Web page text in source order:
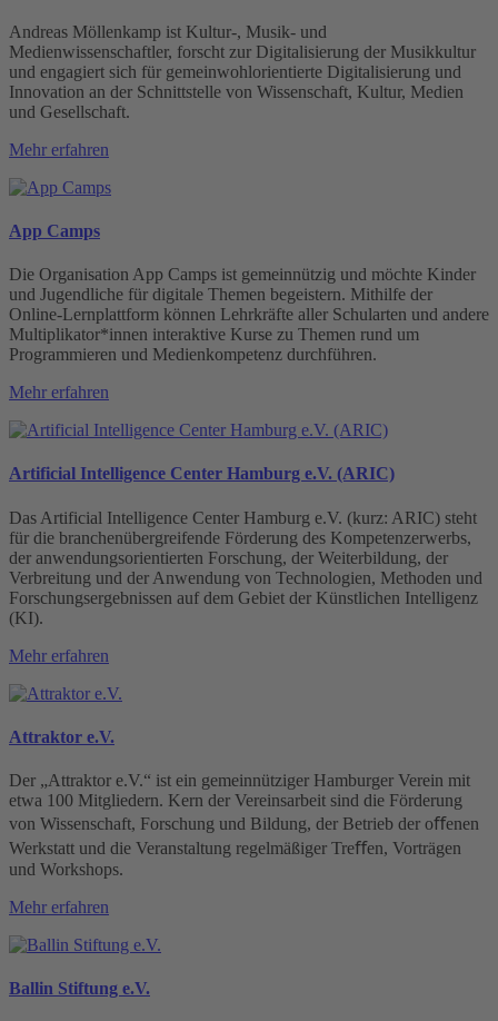
Andreas Möllenkamp ist Kultur-, Musik- und
Medienwissenschaftler, forscht zur Digitalisierung der Musikkultur
und engagiert sich für gemeinwohlorientierte Digitalisierung und
Innovation an der Schnittstelle von Wissenschaft, Kultur, Medien
und Gesellschaft.
Mehr erfahren
App Camps
Die Organisation App Camps ist gemeinnützig und möchte Kinder
und Jugendliche für digitale Themen begeistern. Mithilfe der
Online-Lernplattform können Lehrkräfte aller Schularten und andere
Multiplikator*innen interaktive Kurse zu Themen rund um
Programmieren und Medienkompetenz durchführen.
Mehr erfahren
Artificial Intelligence Center Hamburg e.V. (ARIC)
Das Artificial Intelligence Center Hamburg e.V. (kurz: ARIC) steht
für die branchenübergreifende Förderung des Kompetenzerwerbs,
der anwendungsorientierten Forschung, der Weiterbildung, der
Verbreitung und der Anwendung von Technologien, Methoden und
Forschungsergebnissen auf dem Gebiet der Künstlichen Intelligenz
(KI).
Mehr erfahren
Attraktor e.V.
Der „Attraktor e.V.“ ist ein gemeinnütziger Hamburger Verein mit
etwa 100 Mitgliedern. Kern der Vereinsarbeit sind die Förderung
von Wissenschaft, Forschung und Bildung, der Betrieb der oﬀenen
Werkstatt und die Veranstaltung regelmäßiger Treﬀen, Vorträgen
und Workshops.
Mehr erfahren
Ballin Stiftung e.V.